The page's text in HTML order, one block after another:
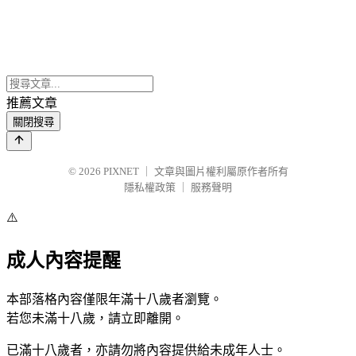
推薦文章
關閉搜尋
© 2026 PIXNET
文章與圖片權利屬原作者所有
隱私權政策
服務聲明
⚠️
成人內容提醒
本部落格內容僅限年滿十八歲者瀏覽。
若您未滿十八歲，請立即離開。
已滿十八歲者，亦請勿將內容提供給未成年人士。